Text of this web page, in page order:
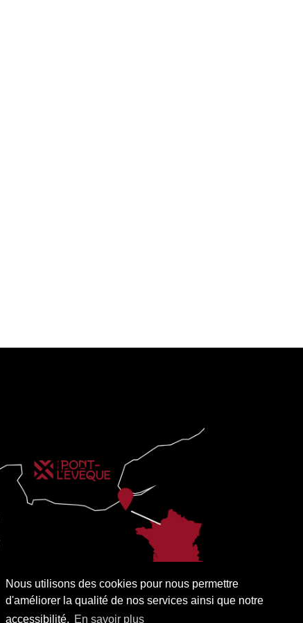
Nous utilisons des cookies pour nous permettre
d'améliorer la qualité de nos services ainsi que notre
accessibilité. En savoir plus